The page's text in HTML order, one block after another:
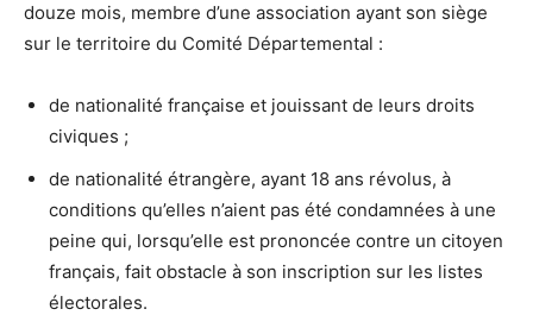
douze mois, membre d’une association ayant son siège
sur le territoire du Comité Départemental :
de nationalité française et jouissant de leurs droits
civiques ;
de nationalité étrangère, ayant 18 ans révolus, à
conditions qu’elles n’aient pas été condamnées à une
peine qui, lorsqu’elle est prononcée contre un citoyen
français, fait obstacle à son inscription sur les listes
électorales.